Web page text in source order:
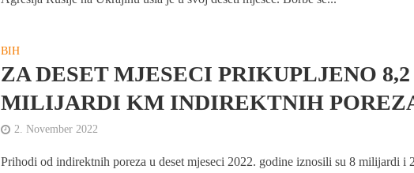
BIH
ZA DESET MJESECI PRIKUPLJENO 8,2
MILIJARDI KM INDIREKTNIH
2. November 2022
Prihodi od indirektnih poreza u deset mjeseci 2022. godine iznosili su 8 milijardi i